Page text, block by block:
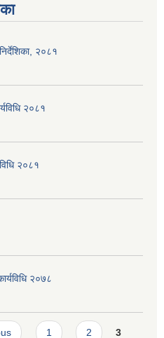
२०८१
२०८१
२०८१
२०७८
1 2 3